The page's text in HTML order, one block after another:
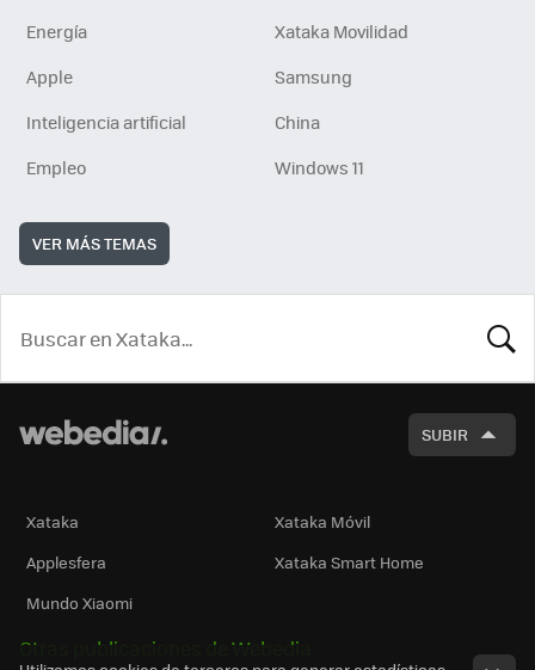
Energía
Xataka Movilidad
Apple
Samsung
Inteligencia artificial
China
Empleo
Windows 11
VER MÁS TEMAS
SUBIR
Xataka
Xataka Móvil
Applesfera
Xataka Smart Home
Mundo Xiaomi
Otras publicaciones de Webedia